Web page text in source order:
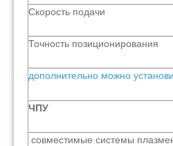
Скорость подачи
Точность позиционирования
дополнительно можно
ЧПУ
совместимые системы